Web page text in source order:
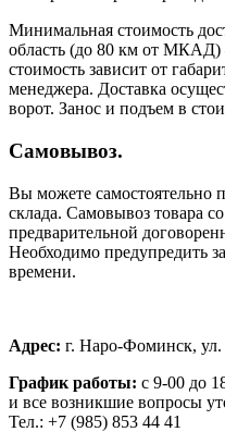
Минимальная стоимость
область (до 80 км от МКАД)
стоимость зависит от
менеджера. Доставка
ворот. Занос и подъем в
Самовывоз.
Вы можете самостоятельно
склада. Самовывоз товара
предварительной
Необходимо предупредить
времени.
Адрес: г. Наро-Фоминск,
График работы: с 9-00 до
и все возникшие вопросы
Тел.: +7 (985) 853 44 41